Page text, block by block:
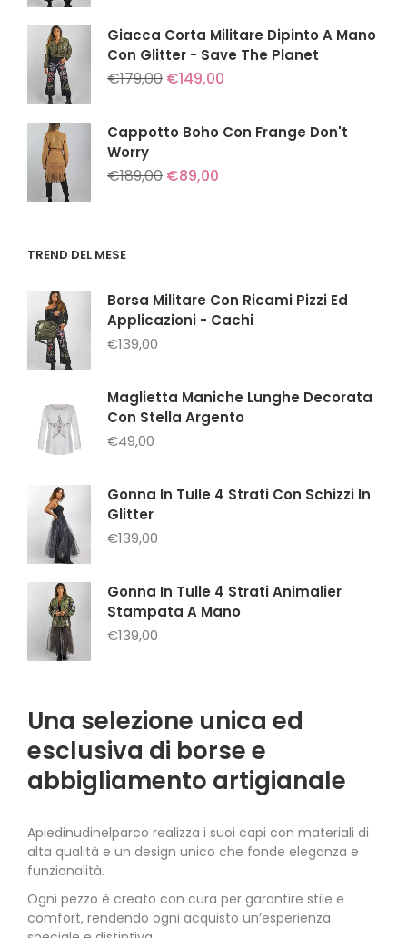
era:
€159,00.
è:
€139,00.
Giacca Corta Militare Dipinto A Mano
Con Glitter - Save The Planet
€179,00 Il
prezzo
era:
€149,00
è:
Cappotto Boho Con Frange Don't
Worry
€189,00 Il
prezzo
€89,00
TREND DEL MESE
Borsa Militare Con Ricami Pizzi Ed
Applicazioni - Cachi
€139,00
Maglietta Maniche Lunghe Decorata
Con Stella Argento
€49,00
Gonna In Tulle 4 Strati Con Schizzi In
Glitter
€139,00
Gonna In Tulle 4 Strati Animalier
Stampata A Mano
€139,00
Una selezione unica ed
esclusiva di borse e
abbigliamento artigianale
Apiedinudinelparco realizza i suoi capi con materiali di
alta qualità e un design unico che fonde eleganza e
funzionalità.
Ogni pezzo è creato con cura per garantire stile e
comfort, rendendo ogni acquisto un’esperienza